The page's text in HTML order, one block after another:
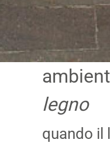
legno
quando il